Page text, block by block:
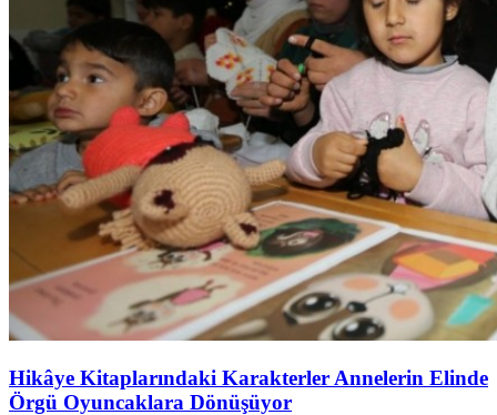
Hikâye Kitaplarındaki Karakterler Annelerin Elinde
Örgü Oyuncaklara Dönüşüyor